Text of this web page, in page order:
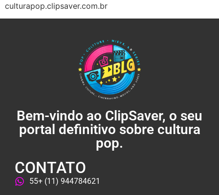
culturapop.clipsaver.com.br
Bem-vindo ao ClipSaver, o seu
portal definitivo sobre cultura
pop.
CONTATO
55+ (11) 944784621